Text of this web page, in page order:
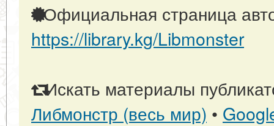
Официальная страница
https://library.kg/Libmonster
Искать материалы
Либмонстр (весь мир) •